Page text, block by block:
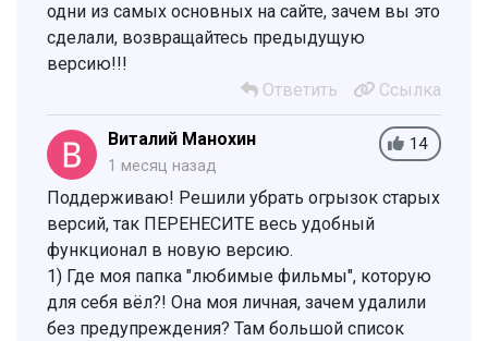
одни из самых основных на сайте, зачем вы это
сделали, возвращайтесь предыдущую
версию!!!
Ответить
Ссылка
14
Виталий Манохин
1 месяц назад
Поддерживаю! Решили убрать огрызок старых
версий, так ПЕРЕНЕСИТЕ весь удобный
функционал в новую версию.
1) Где моя папка "любимые фильмы", которую
для себя вёл?! Она моя личная, зачем удалили
без предупреждения? Там большой список